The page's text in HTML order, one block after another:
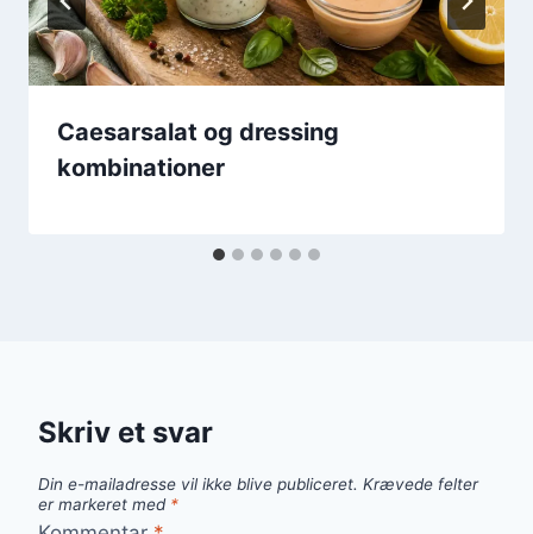
Caesarsalat og dressing
kombinationer
Skriv et svar
Din e-mailadresse vil ikke blive publiceret. Krævede felter
er markeret med *